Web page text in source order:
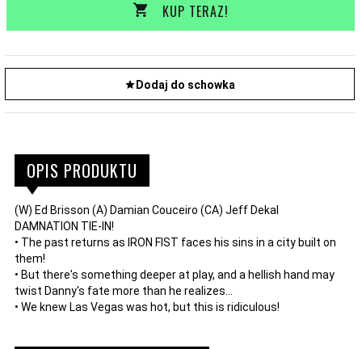
KUP TERAZ!
Dodaj do schowka
OPIS PRODUKTU
(W) Ed Brisson (A) Damian Couceiro (CA) Jeff Dekal
DAMNATION TIE-IN!
• The past returns as IRON FIST faces his sins in a city built on
them!
• But there's something deeper at play, and a hellish hand may
twist Danny's fate more than he realizes...
• We knew Las Vegas was hot, but this is ridiculous!